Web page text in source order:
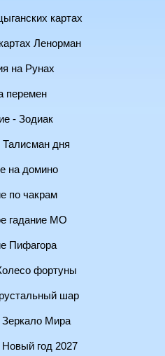
картах
Ленорман
на Рунах
перемен
- Зодиак
Талисман дня
на домино
по чакрам
гадание МО
Пифагора
фортуны
шар
Зеркало Мира
Новый год 2027